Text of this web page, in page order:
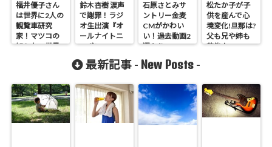
福井優子さん
は世界に2人の
観覧車研究
家！マツコの
知らない世界
鈴木杏樹 涙声
で謝罪！ラジ
オ生出演『オ
ールナイトニ
ッポン
MUSIC10』
石原さとみサ
ントリー金麦
CMがかわい
い！過去動画2
選あり
松たか子が子
供を産んで心
境変化!旦那は?
父も兄や姉も
芸能人
最新記事 - New Posts -